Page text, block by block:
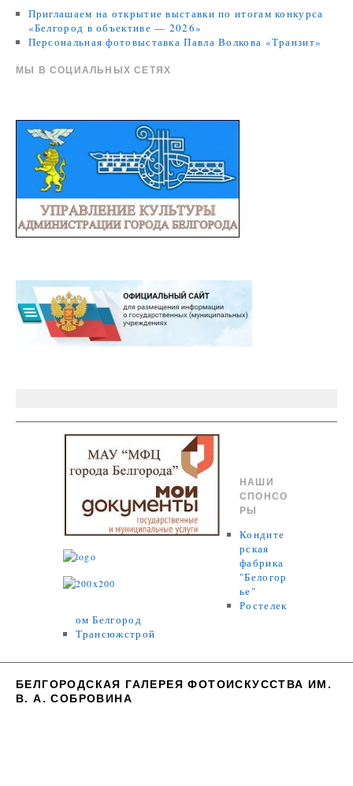
Приглашаем на открытие выставки по итогам конкурса
«Белгород в объективе — 2026»
Персональная фотовыставка Павла Волкова «Транзит»
МЫ В СОЦИАЛЬНЫХ СЕТЯХ
НАШИ
СПОНСО
РЫ
Кондите
рская
фабрика
"Белогор
ье"
Ростелек
ом Белгород
Трансюжстрой
БЕЛГОРОДСКАЯ ГАЛЕРЕЯ ФОТОИСКУССТВА ИМ.
В. А. СОБРОВИНА